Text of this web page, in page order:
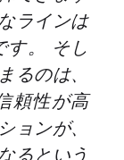
ラインは
。 そし
るのは、
頼性が高
ョンが、
るという